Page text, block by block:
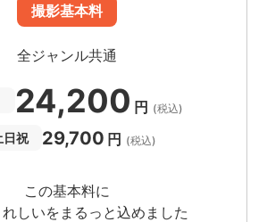
撮影基本料
全ジャンル共通
24,200 円 (税込)
日祝 29,700 円 (税込)
この基本料に
しいをまるっと込めました